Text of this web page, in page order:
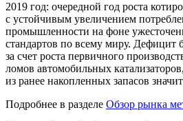
2019 год: очередной год роста
с устойчивым увеличением
промышленности на фоне
стандартов по всему миру. Дефицит
за счет роста первичного
ломов автомобильных
из ранее накопленных запасов
Подробнее в разделе Обзор рынка